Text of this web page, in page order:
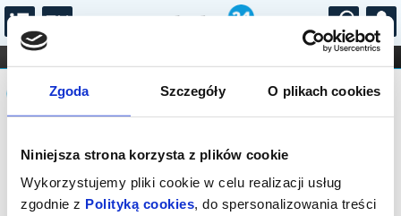
Zgoda Szczegóły O plikach cookies
Niniejsza strona korzysta z plików cookie
Wykorzystujemy pliki cookie w celu realizacji usług
zgodnie z Polityką cookies, do spersonalizowania treści
...
FILHARMONIA OPERA I BALET
STAND-UP
DLA DZIECI
Komunikat
Sprzedaż biletów on-line na wydarzenie
została zakończona.